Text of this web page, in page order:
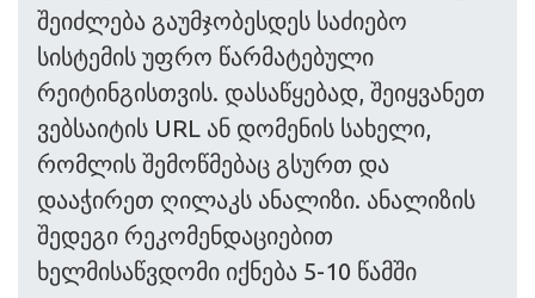
შეიძლება გაუმჯობესდეს საძიებო
სისტემის უფრო წარმატებული
რეიტინგისთვის. დასაწყებად, შეიყვანეთ
ვებსაიტის URL ან დომენის სახელი,
რომლის შემოწმებაც გსურთ და
დააჭირეთ ღილაკს ანალიზი. ანალიზის
შედეგი რეკომენდაციებით
ხელმისაწვდომი იქნება 5-10 წამში